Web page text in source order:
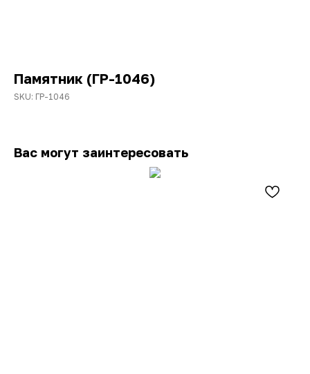
Памятник (ГР-1046)
SKU: ГР-1046
Вас могут заинтересовать